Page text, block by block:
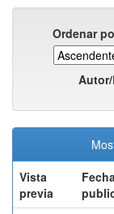
Ordenar
Vista
previa